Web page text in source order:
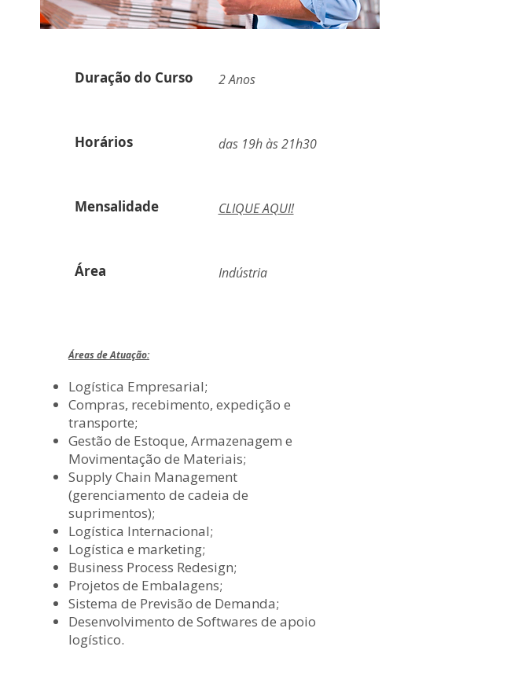
Áreas de Atuação:
Logística Empresarial;
Compras, recebimento, expedição e
transporte;
Gestão de Estoque, Armazenagem e
Movimentação de Materiais;
Supply Chain Management
(gerenciamento de cadeia de
suprimentos);
Logística Internacional;
Logística e marketing;
Business Process Redesign;
Projetos de Embalagens;
Sistema de Previsão de Demanda;
Desenvolvimento de Softwares de apoio
logístico.
Duração do Curso 2Anos
Horários das 19h às 21h30
Mensalidade CLIQUE AQUI!
Área Indústria